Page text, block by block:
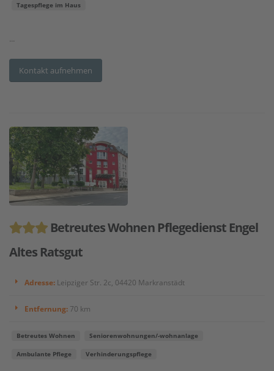
Tagespflege im Haus
...
Kontakt aufnehmen
Betreutes Wohnen Pflegedienst Engel
Altes Ratsgut
Adresse: Leipziger Str. 2c, 04420 Markranstädt
Entfernung: 70 km
Betreutes Wohnen Seniorenwohnungen/-wohnanlage
Ambulante Pflege Verhinderungspflege